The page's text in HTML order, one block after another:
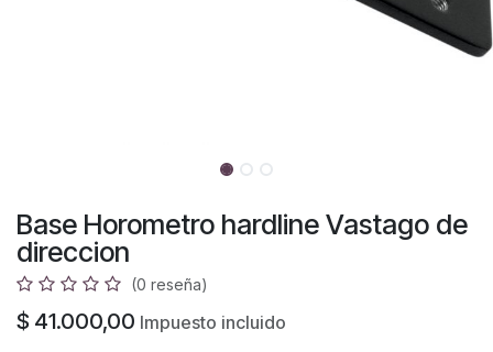
Base Horometro hardline Vastago de
direccion
(0 reseña)
$ 41.000,00 Impuesto incluido